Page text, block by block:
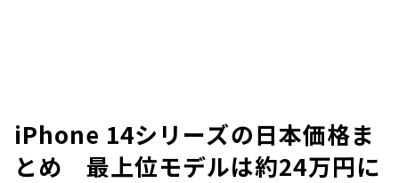
iPhone 14シリーズの日本価格ま
とめ 最上位モデルは約24万円に